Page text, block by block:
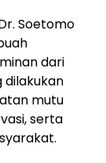
Soetomo
dari
dilakukan
mutu
serta